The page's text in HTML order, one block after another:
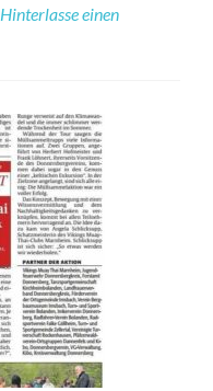
Hinterlasse einen